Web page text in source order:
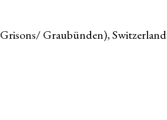
Graubünden), Switzerland